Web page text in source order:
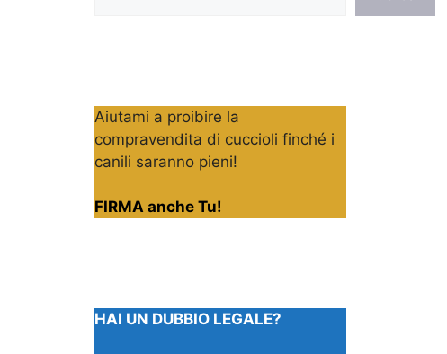
Aiutami a proibire la
compravendita di cuccioli finché i
canili saranno pieni!
FIRMA anche Tu!
HAI UN DUBBIO LEGALE?